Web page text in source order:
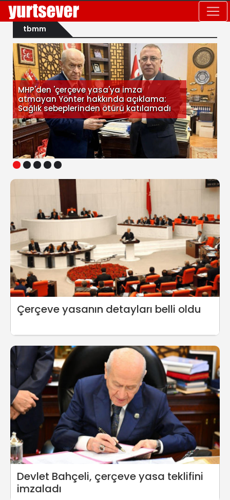
tbmm
1 2 3 4 5
MHP'den 'çerçeve yasa'ya imza
atmayan Yönter hakkında açıklama:
Sağlık sebeplerinden ötürü katılamadı
Çerçeve yasanın detayları belli oldu
Devlet Bahçeli, çerçeve yasa teklifini
imzaladı